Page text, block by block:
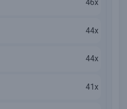
46x
44x
44x
41x